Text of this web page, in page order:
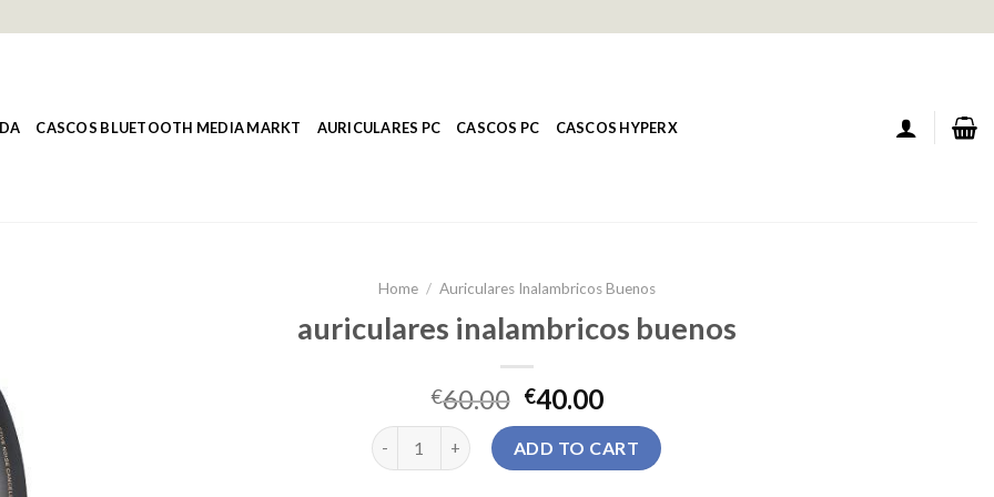
CASCOS BLUETOOTH MEDIA MARKT AURICULARES PC CASCOS PC CASCOS HYPERX
Home / Auriculares Inalambricos Buenos
auriculares inalambricos buenos
€60.00 €40.00
auriculares inalambricos buenos quantity
ADD TO CART